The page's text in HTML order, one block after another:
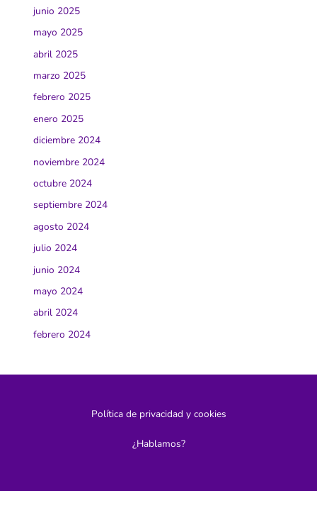
junio 2025
mayo 2025
abril 2025
marzo 2025
febrero 2025
enero 2025
diciembre 2024
noviembre 2024
octubre 2024
septiembre 2024
agosto 2024
julio 2024
junio 2024
mayo 2024
abril 2024
febrero 2024
Política de privacidad y cookies
¿Hablamos?